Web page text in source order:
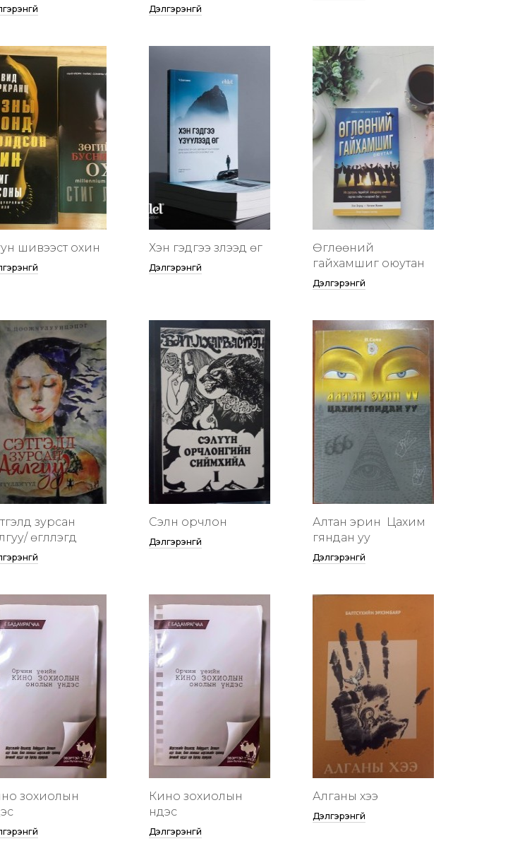
Дэлгэрэнгүй
шивээст охин Хэн гэдгээ үзүүлээд өг
Дэлгэрэнгүй
Өглөөний
гайхамшиг оюутан
Дэлгэрэнгүй
зурсан
өгүүллэгүүд
Сэлүүн орчлон
Дэлгэрэнгүй
Алтан эрин үү Цахим
гяндан уу
Дэлгэрэнгүй
зохиолын
Кино зохиолын
үндэс
Дэлгэрэнгүй
Алганы хээ
Дэлгэрэнгүй